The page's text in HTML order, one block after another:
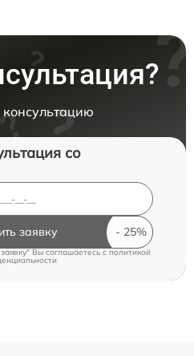
со
заявку
Вы соглашаетесь c политикой